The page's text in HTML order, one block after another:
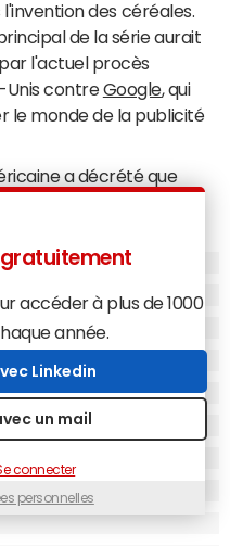
des céréales.
de la série aurait
l'actuel procès
Unis contreGoogle, qui
le monde de la publicité
a décrété que
la recherche en ligne,
Act de 1890, qui
a ainsi estimé que
couper l'herbe sous le
d'un procès
un contexte de
On
de la Justice
afin de remédier à cette
démantèlement de
gratuitement
accéder à plus de 1000
année.
Linkedin
un mail
connecter
personnelles